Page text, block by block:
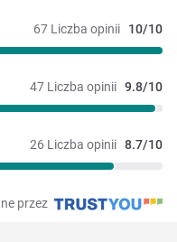
67 Liczba opinii 10/10
47 Liczba opinii 9.8/10
26 Liczba opinii 8.7/10
przez